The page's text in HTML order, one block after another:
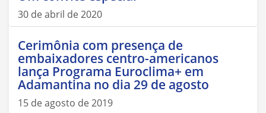
30 de abril de 2020
Cerimônia com presença de
embaixadores centro-americanos
lança Programa Euroclima+ em
Adamantina no dia 29 de agosto
15 de agosto de 2019